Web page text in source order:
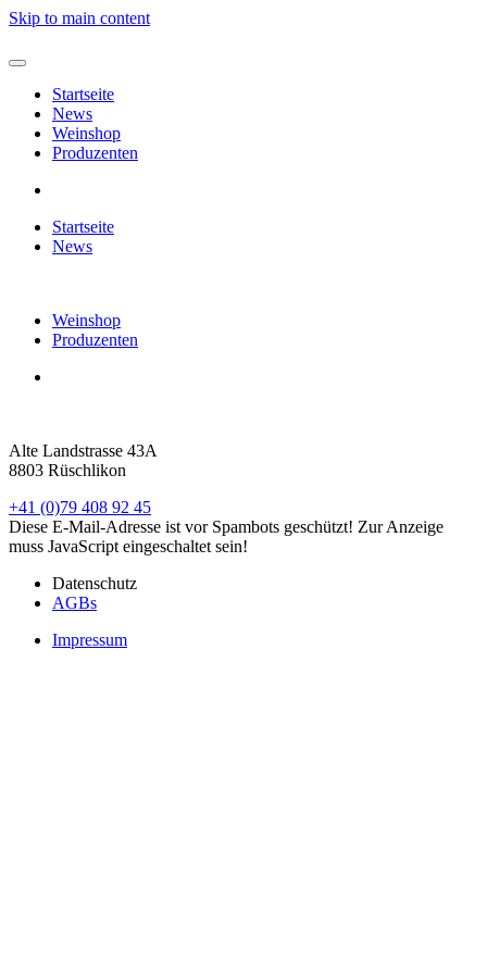
Skip to main content
Startseite
News
Weinshop
Produzenten
Startseite
News
Weinshop
Produzenten
Alte Landstrasse 43A
8803 Rüschlikon
+41 (0)79 408 92 45
Diese E-Mail-Adresse ist vor Spambots geschützt! Zur Anzeige
muss JavaScript eingeschaltet sein!
Datenschutz
AGBs
Impressum